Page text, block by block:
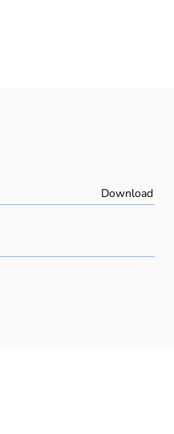
Download